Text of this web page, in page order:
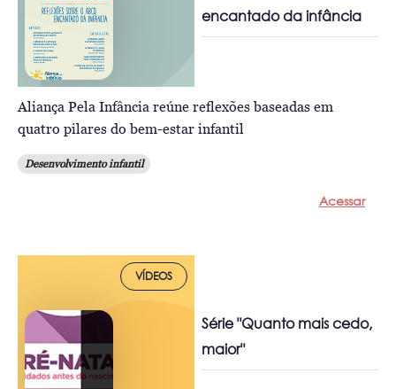
encantado da infância
Aliança Pela Infância reúne reflexões baseadas em
quatro pilares do bem-estar infantil
Desenvolvimento infantil
Acessar
VÍDEOS
Série "Quanto mais cedo,
maior"